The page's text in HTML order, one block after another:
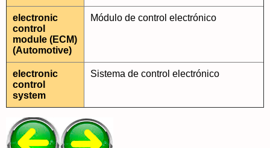
electronic
control
module (ECM)
(Automotive)
Módulo de control electrónico
electronic
control
system
Sistema de control electrónico